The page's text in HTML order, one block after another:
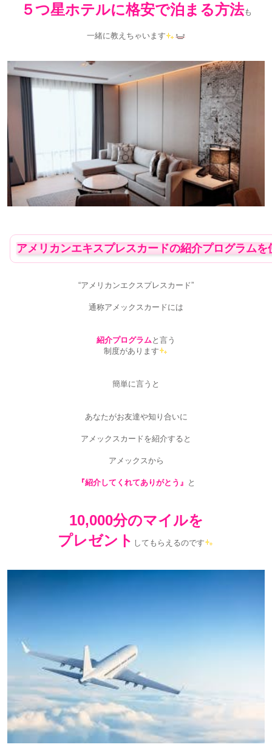
５つ星ホテルに格安で泊まる方法も
一緒に教えちゃいます
アメリカンエキスプレスカードの紹介プログラムを
“アメリカンエクスプレスカード”
通称アメックスカードには
紹介プログラム と言う
制度があります
簡単に言うと
あなたがお友達や知り合いに
アメックスカードを紹介すると
アメックスから
『紹介してくれてありがとう』 と
10,000分のマイルを
プレゼント してもらえるのです